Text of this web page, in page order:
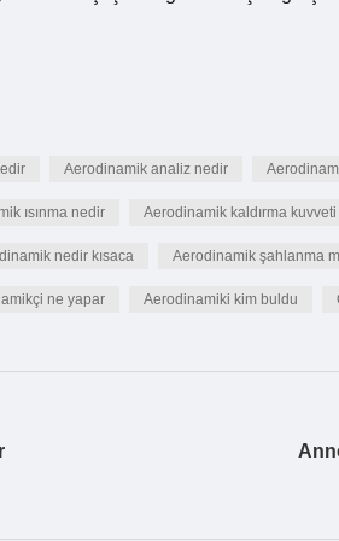
Aerodinamik analiz nedir
ısınma nedir Aerodinamik kaldırma
nedir kısaca Aerodinamik şahlanma
ne yapar Aerodinamiki kim buldu